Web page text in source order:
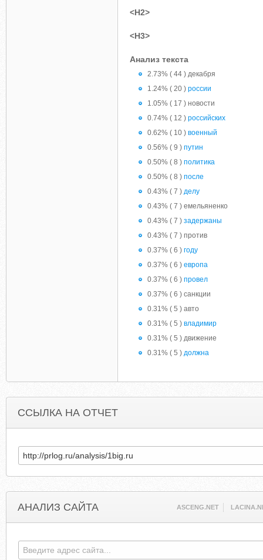
<H2>
<H3>
Анализ текста
2.73% ( 44 ) декабря
1.24% ( 20 ) россии
1.05% ( 17 ) новости
0.74% ( 12 ) российских
0.62% ( 10 ) военный
0.56% ( 9 ) путин
0.50% ( 8 ) политика
0.50% ( 8 ) после
0.43% ( 7 ) делу
0.43% ( 7 ) емельяненко
0.43% ( 7 ) задержаны
0.43% ( 7 ) против
0.37% ( 6 ) году
0.37% ( 6 ) европа
0.37% ( 6 ) провел
0.37% ( 6 ) санкции
0.31% ( 5 ) авто
0.31% ( 5 ) владимир
0.31% ( 5 ) движение
0.31% ( 5 ) должна
ССЫЛКА НА ОТЧЕТ
АНАЛИЗ САЙТА ASCENG.NET